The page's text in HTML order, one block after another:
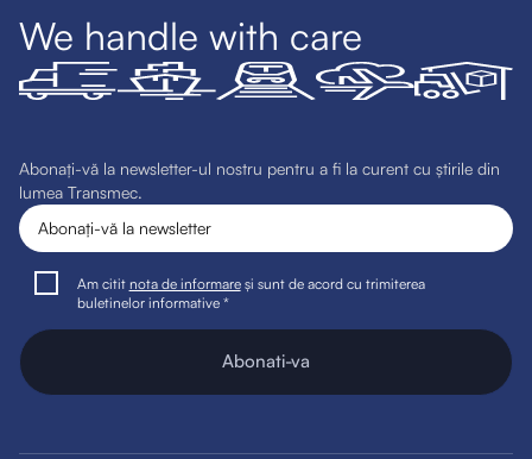
We handle with care
Abonați-vă la newsletter-ul nostru pentru a fi la curent cu știrile din
lumea Transmec.
Am citit nota de informareși sunt de acord cu trimiterea
buletinelor informative *
Abonati-va